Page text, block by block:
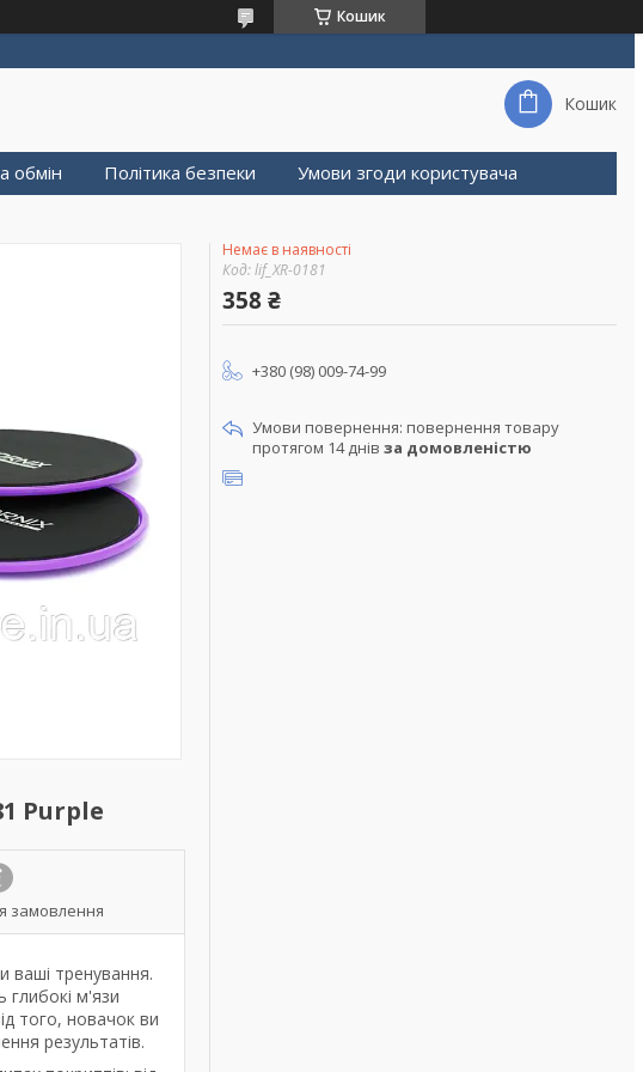
Кошик
Кошик
обмін Політика безпеки Умови згоди користувача
Purple
замовлення
ваші тренування.
глибокі м'язи
того, новачок ви
результатів.
Немає в наявності
Код:lif_XR-0181
358 ₴
+380 (98) 009-74-99
повернення товару
протягом 14 днів за домовленістю